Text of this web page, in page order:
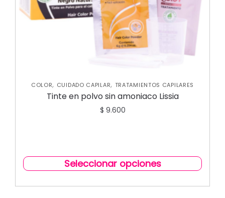
COLOR, CUIDADO CAPILAR, TRATAMIENTOS CAPILARES
Tinte en polvo sin amoniaco Lissia
$ 9.600
Seleccionar opciones